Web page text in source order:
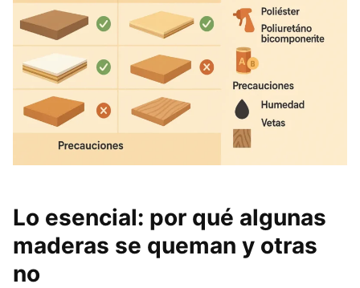
Lo esencial: por qué algunas
maderas se queman y otras
no